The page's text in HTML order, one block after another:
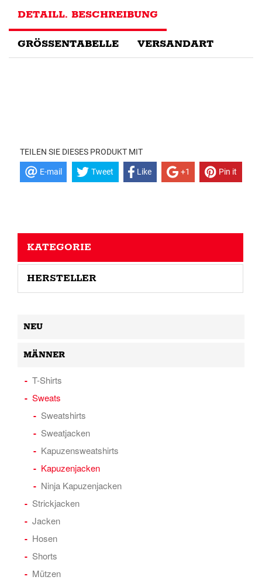
DETAILL. BESCHREIBUNG
GRÖSSENTABELLE VERSANDART
TEILEN SIE DIESES PRODUKT MIT
E-mail Tweet Like +1 Pin it
KATEGORIE
HERSTELLER
NEU
MÄNNER
T-Shirts
Sweats
Sweatshirts
Sweatjacken
Kapuzensweatshirts
Kapuzenjacken
Ninja Kapuzenjacken
Strickjacken
Jacken
Hosen
Shorts
Mützen